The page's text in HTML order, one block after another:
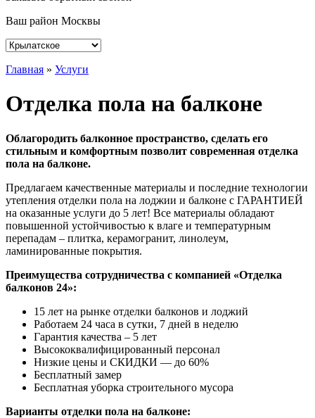
Ваш район Москвы
Главная » Услуги
Отделка пола на балконе
Облагородить балконное пространство, сделать его
стильным и комфортным позволит современная отделка
пола на балконе.
Предлагаем качественные материалы и последние технологии
утепления отделки пола на лоджии и балконе с ГАРАНТИЕЙ
на оказанные услуги до 5 лет! Все материалы обладают
повышенной устойчивостью к влаге и температурным
перепадам – плитка, керамогранит, линолеум,
ламинированные покрытия.
Преимущества сотрудничества с компанией «Отделка
балконов 24»:
15 лет на рынке отделки балконов и лоджий
Работаем 24 часа в сутки, 7 дней в неделю
Гарантия качества – 5 лет
Высококвалифицированный персонал
Низкие цены и СКИДКИ — до 60%
Бесплатный замер
Бесплатная уборка строительного мусора
Варианты отделки пола на балконе: